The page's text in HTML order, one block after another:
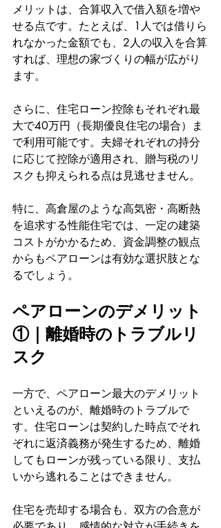
メリットは、合算収入で借入額を増や
せる点です。たとえば、1人では借りら
れなかった金額でも、2人の収入を合算
すれば、理想の家づくりの幅が広がり
ます。
さらに、住宅ローン控除もそれぞれ最
大で40万円（長期優良住宅の場合）ま
で利用可能です。夫婦それぞれの持分
に応じて控除が適用され、贈与税のリ
スクも抑えられる点は見逃せません。
特に、高倉屋のような高気密・高断熱
を追求する性能住宅では、一定の建築
コストがかかるため、資金調整の観点
からもペアローンは有効な選択肢とな
るでしょう。
ペアローンのデメリット
①｜離婚時のトラブルリ
スク
一方で、ペアローン最大のデメリット
といえるのが、離婚時のトラブルで
す。住宅ローンは契約した時点でそれ
ぞれに返済義務が発生するため、離婚
してもローンが残っている限り、支払
いから逃れることはできません。
住宅を売却する場合も、双方の合意が